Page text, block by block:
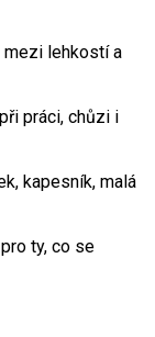
mezi lehkostí a
práci, chůzi i
kapesník, malá
ty, co se